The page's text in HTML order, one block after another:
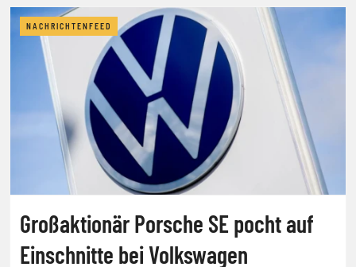
NACHRICHTENFEED
Großaktionär Porsche SE pocht auf
Einschnitte bei Volkswagen